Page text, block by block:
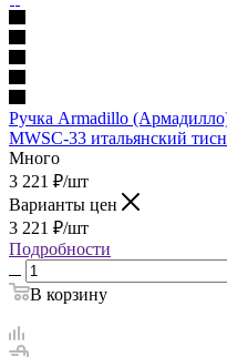
Ручка Armadillo
MWSC-33 итальянский
Много
3 221 ₽/шт
Варианты цен
3 221 ₽/шт
Подробности
В корзину